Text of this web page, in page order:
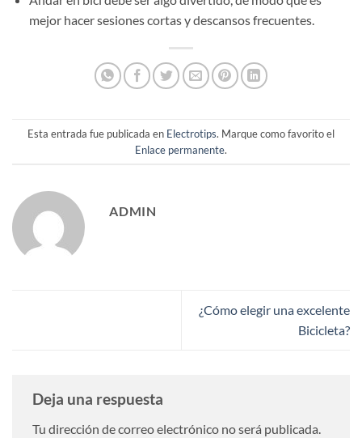
mejor hacer sesiones cortas y descansos frecuentes.
Esta entrada fue publicada en Electrotips. Marque como favorito el
Enlace permanente.
ADMIN
¿Cómo elegir una excelente
Bicicleta?
Deja una respuesta
Tu dirección de correo electrónico no será publicada.